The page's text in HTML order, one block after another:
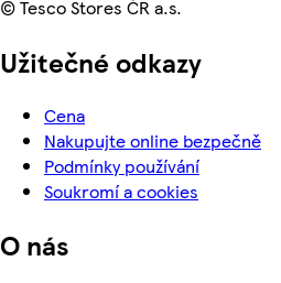
© Tesco Stores ČR a.s.
Užitečné odkazy
Cena
Nakupujte online bezpečně
Podmínky používání
Soukromí a cookies
O nás